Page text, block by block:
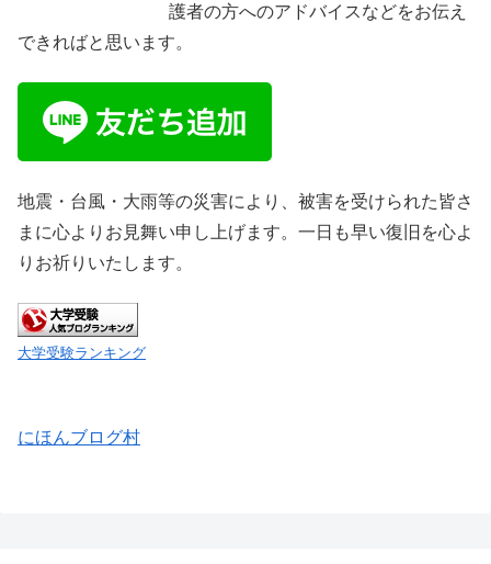
護者の方へのアドバイスなどをお伝え
できればと思います。
地震・台風・大雨等の災害により、被害を受けられた皆さ
まに心よりお見舞い申し上げます。一日も早い復旧を心よ
りお祈りいたします。
大学受験ランキング
にほんブログ村